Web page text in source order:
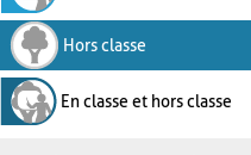
Hors classe
En classe et hors classe